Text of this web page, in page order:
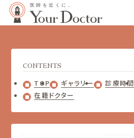
CONTENTS
TOP
ギャラリー 診療時間
在籍ドクター